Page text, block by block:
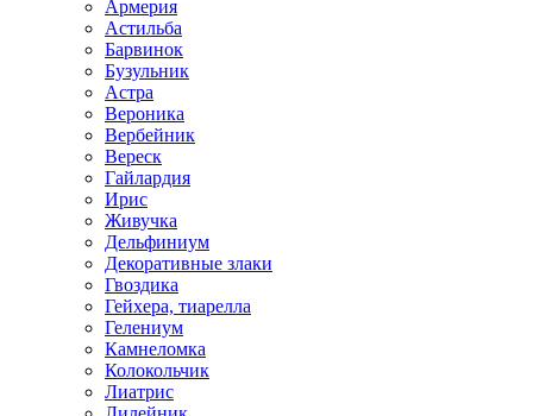
Армерия
Астильбa
Барвинок
Бузульник
Астра
Вероника
Вербейник
Вереск
Гайлардия
Ирис
Живучка
Дельфиниум
Декоративные злаки
Гвоздика
Гейхера, тиарелла
Гелениум
Камнеломка
Колокольчик
Лиатрис